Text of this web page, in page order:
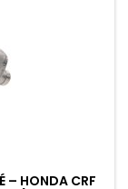
– HONDA CRF